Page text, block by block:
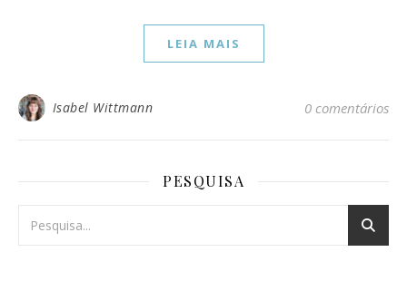
LEIA MAIS
Isabel Wittmann 0 comentários
PESQUISA